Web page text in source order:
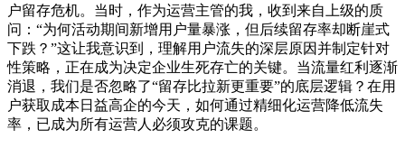
户留存危机。当时，作为运营主管的我，收到来自上级的质
问：“为何活动期间新增用户量暴涨，但后续留存率却断崖式
下跌？”这让我意识到，理解用户流失的深层原因并制定针对
性策略，正在成为决定企业生死存亡的关键。当流量红利逐渐
消退，我们是否忽略了“留存比拉新更重要”的底层逻辑？在用
户获取成本日益高企的今天，如何通过精细化运营降低流失
率，已成为所有运营人必须攻克的课题。